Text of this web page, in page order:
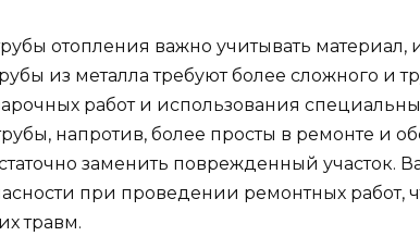
отопления важно учитывать материал,
из металла требуют более сложного и
работ и использования
напротив, более просты в ремонте и
заменить поврежденный участок.
при проведении ремонтных работ,
травм.